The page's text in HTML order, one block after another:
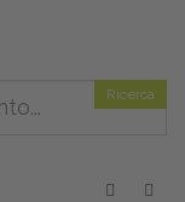
Ricerca